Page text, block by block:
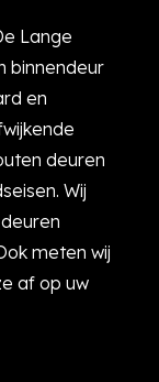
Lange
binnendeur
en
deuren
Wij
meten wij
af op uw